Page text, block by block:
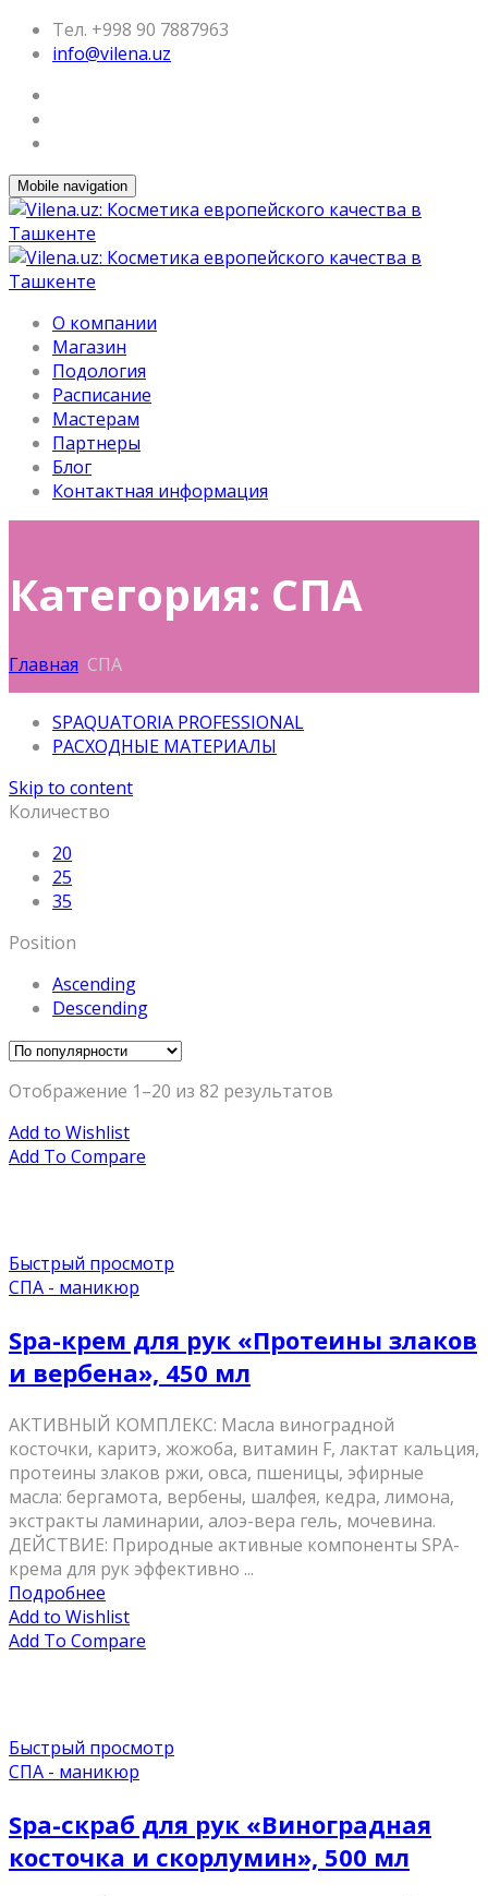
Тел. +998 90 7887963
info@vilena.uz
Mobile navigation
О компании
Магазин
Подология
Расписание
Мастерам
Партнеры
Блог
Контактная информация
Категория: СПА
Главная СПА
SPAQUATORIA PROFESSIONAL
РАСХОДНЫЕ МАТЕРИАЛЫ
Skip to content
Количество
20
25
35
Position
Ascending
Descending
Отображение 1–20 из 82 результатов
Add to Wishlist
Add To Compare
Быстрый просмотр
СПА - маникюр
Spa-крем для рук «Протеины злаков
и вербена», 450 мл
АКТИВНЫЙ КОМПЛЕКС: Масла виноградной
косточки, каритэ, жожоба, витамин F, лактат кальция,
протеины злаков ржи, овса, пшеницы, эфирные
масла: бергамота, вербены, шалфея, кедра, лимона,
экстракты ламинарии, алоэ-вера гель, мочевина.
ДЕЙСТВИЕ: Природные активные компоненты SPA-
крема для рук эффективно ...
Подробнее
Add to Wishlist
Add To Compare
Быстрый просмотр
СПА - маникюр
Spa-скраб для рук «Виноградная
косточка и скорлумин», 500 мл